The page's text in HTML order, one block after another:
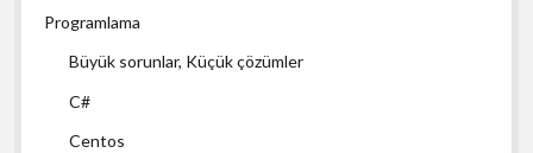
Programlama
Büyük sorunlar, Küçük çözümler
C#
Centos